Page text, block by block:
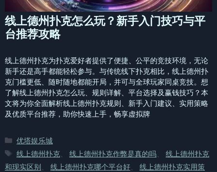
线上德州扑克怎么玩？新手入门技巧与平
台推荐攻略
线上德州扑克为扑克爱好者提供了便捷、公平的竞技环境，无论
新手还是高手都能轻松参与。与传统线下扑克相比，线上德州扑
克门槛更低、随时随地都能开局，并可与全球玩家同桌竞技。想
了解线上德州扑克怎么玩、规则详解、平台选择及赢钱技巧？本
文将为你全面解析线上德州扑克规则、新手入门建议、实用策略
及优质平台推荐，助你快速上手，畅享虚拟牌
分
类
优塔娱乐城
标
签
线上德州扑克 线上德州扑克作弊是真的吗
线上德州扑克
和现实区别
线上德州扑克哪个平台好
线上德州扑克实用策